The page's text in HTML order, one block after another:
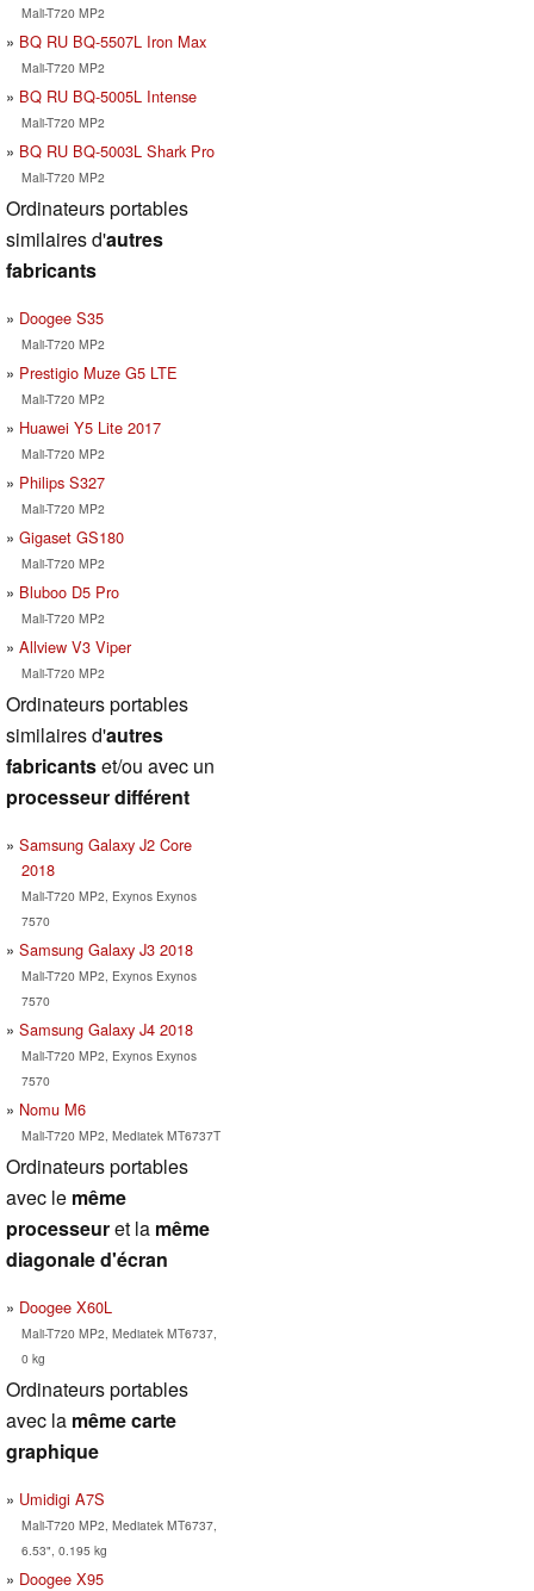
Mali-T720 MP2
BQ RU BQ-5507L Iron Max
Mali-T720 MP2
BQ RU BQ-5005L Intense
Mali-T720 MP2
BQ RU BQ-5003L Shark Pro
Mali-T720 MP2
Ordinateurs portables
similaires d'autres
fabricants
Doogee S35
Mali-T720 MP2
Prestigio Muze G5 LTE
Mali-T720 MP2
Huawei Y5 Lite 2017
Mali-T720 MP2
Philips S327
Mali-T720 MP2
Gigaset GS180
Mali-T720 MP2
Bluboo D5 Pro
Mali-T720 MP2
Allview V3 Viper
Mali-T720 MP2
Ordinateurs portables
similaires d'autres
fabricantset/ou avec un
processeur différent
Samsung Galaxy J2 Core
2018
Mali-T720 MP2, Exynos Exynos
7570
Samsung Galaxy J3 2018
Mali-T720 MP2, Exynos Exynos
7570
Samsung Galaxy J4 2018
Mali-T720 MP2, Exynos Exynos
7570
Nomu M6
Mali-T720 MP2, Mediatek MT6737T
Ordinateurs portables
avec le même
processeuret la même
diagonale d'écran
Doogee X60L
Mali-T720 MP2, Mediatek MT6737,
0 kg
Ordinateurs portables
avec la même carte
graphique
Umidigi A7S
Mali-T720 MP2, Mediatek MT6737,
6.53", 0.195 kg
Doogee X95